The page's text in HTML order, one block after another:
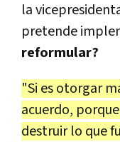
la
pretende
reformular?
"Si es otorgar
acuerdo,
destruir lo que